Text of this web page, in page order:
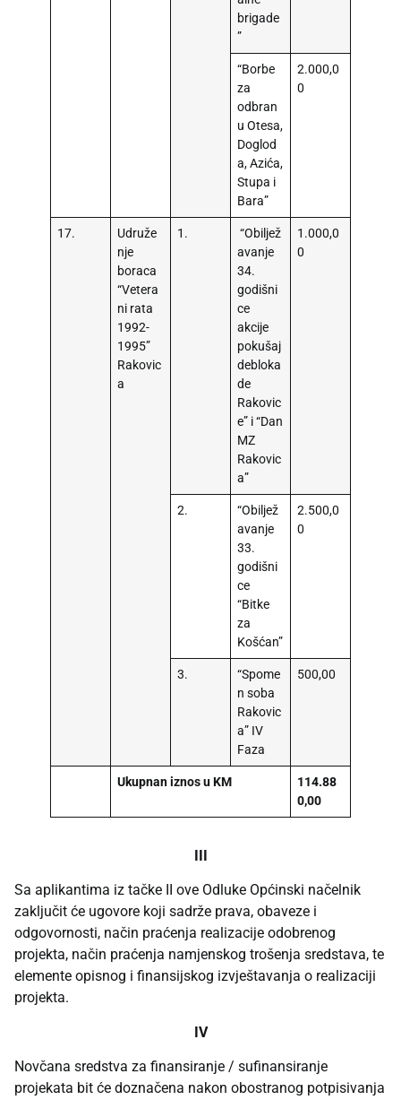
brigade
”
“Borbe
za
odbran
u Otesa,
Doglod
a, Azića,
Stupa i
Bara”
2.000,0
0
17.
Udruže
nje
boraca
“Vetera
ni rata
1992-
1995”
Rakovic
a
1.
“Obiljež
avanje
34.
godišni
ce
akcije
pokušaj
debloka
de
Rakovic
e” i “Dan
MZ
Rakovic
a”
1.000,0
0
2.
“Obiljež
avanje
33.
godišni
ce
“Bitke
za
Košćan”
2.500,0
0
3.
“Spome
n soba
Rakovic
a” IV
Faza
500,00
Ukupnan iznos u KM
114.88
0,00
III
Sa aplikantima iz tačke II ove Odluke Općinski načelnik
zaključit će ugovore koji sadrže prava, obaveze i
odgovornosti, način praćenja realizacije odobrenog
projekta, način praćenja namjenskog trošenja sredstava, te
elemente opisnog i finansijskog izvještavanja o realizaciji
projekta.
IV
Novčana sredstva za finansiranje / sufinansiranje
projekata bit će doznačena nakon obostranog potpisivanja